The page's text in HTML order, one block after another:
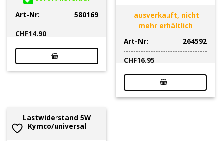
Art-Nr:
580169
CHF14.90
ausverkauft, nicht
mehr erhältlich
Art-Nr:
264592
CHF16.95
Lastwiderstand 5W
Kymco/universal